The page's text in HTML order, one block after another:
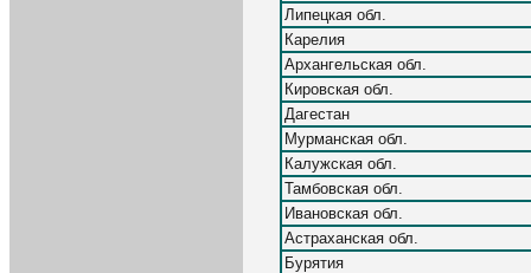
Липецкая обл.
Карелия
Архангельская обл.
Кировская обл.
Дагестан
Мурманская обл.
Калужская обл.
Тамбовская обл.
Ивановская обл.
Астраханская обл.
Бурятия